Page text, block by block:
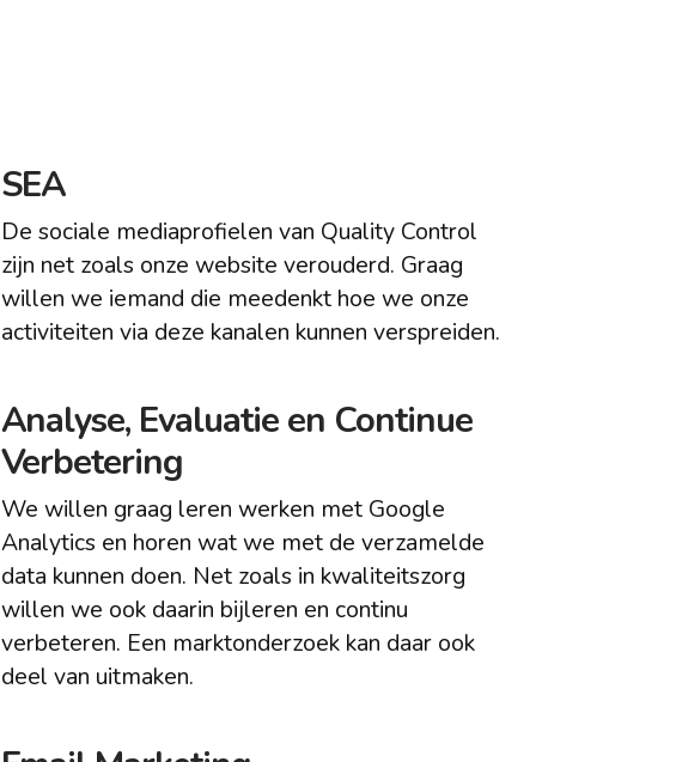
SEA
De sociale mediaprofielen van Quality Control
zijn net zoals onze website verouderd. Graag
willen we iemand die meedenkt hoe we onze
activiteiten via deze kanalen kunnen verspreiden.
Analyse, Evaluatie en Continue
Verbetering
We willen graag leren werken met Google
Analytics en horen wat we met de verzamelde
data kunnen doen. Net zoals in kwaliteitszorg
willen we ook daarin bijleren en continu
verbeteren. Een marktonderzoek kan daar ook
deel van uitmaken.